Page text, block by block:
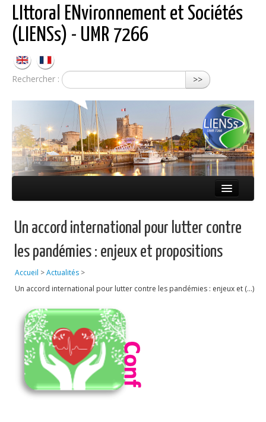
LIttoral ENvironnement et Sociétés
(LIENSs) - UMR 7266
Rechercher : >>
Équipes
Réseaux
Publications
Données
Emplois/Stages/Formations
Science pour tou·te·s
Actualités
Un accord international pour lutter contre
les pandémies : enjeux et propositions
Accueil >Actualités >
Un accord international pour lutter contre les pandémies : enjeux et (…)